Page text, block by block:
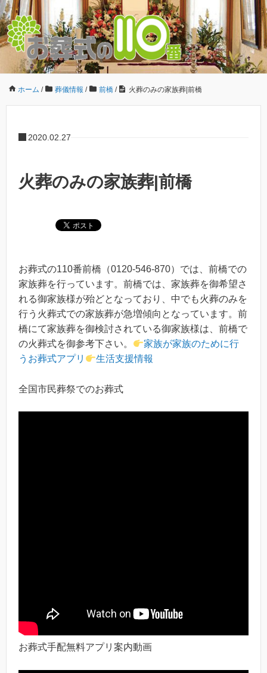
ホーム / 葬儀情報 / 前橋 / 火葬のみの家族葬|前橋
2020.02.27
火葬のみの家族葬|前橋
お葬式の110番前橋（0120-546-870）では、前橋での
家族葬を行っています。前橋では、家族葬を御希望さ
れる御家族様が殆どとなっており、中でも火葬のみを
行う火葬式での家族葬が急増傾向となっています。前
橋にて家族葬を御検討されている御家族様は、前橋で
の火葬式を御参考下さい。
家族が家族のために行
うお葬式アプリ
生活支援情報
全国市民葬祭でのお葬式
お葬式手配無料アプリ案内動画